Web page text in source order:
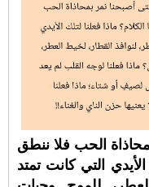
الحب فلا ننطق
التي كانت تمتد